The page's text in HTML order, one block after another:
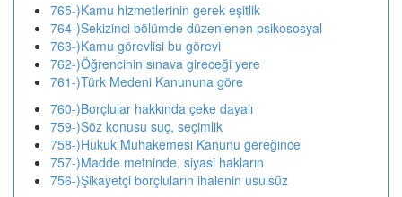
765-)Kamu hizmetlerinin gerek eşitlik
764-)Sekizinci bölümde düzenlenen psikososyal
763-)Kamu görevlisi bu görevi
762-)Öğrencinin sınava gireceği yere
761-)Türk Medeni Kanununa göre
760-)Borçlular hakkında çeke dayalı
759-)Söz konusu suç, seçimlik
758-)Hukuk Muhakemesi Kanunu gereğince
757-)Madde metninde, siyasi hakların
756-)Şikayetçi borçluların ihalenin usulsüz